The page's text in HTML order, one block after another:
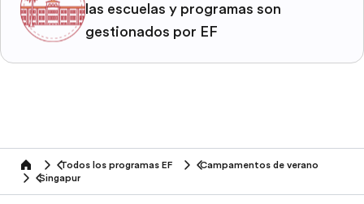
las escuelas y programas son
gestionados por EF
home Todos los programas EF
Campamentos de verano
Singapur